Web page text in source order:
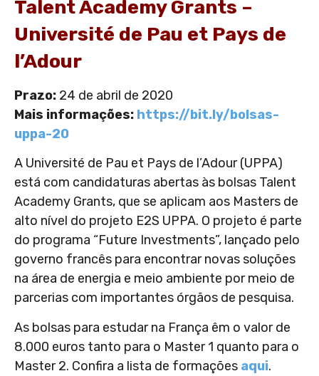
Talent Academy Grants –
Université de Pau et Pays de
l’Adour
Prazo: 24 de abril de 2020
Mais informações: https://bit.ly/bolsas-
uppa-20
A Université de Pau et Pays de l’Adour (UPPA)
está com candidaturas abertas às bolsas Talent
Academy Grants, que se aplicam aos Masters de
alto nível do projeto E2S UPPA. O projeto é parte
do programa “Future Investments”, lançado pelo
governo francês para encontrar novas soluções
na área de energia e meio ambiente por meio de
parcerias com importantes órgãos de pesquisa.
As bolsas para estudar na França êm o valor de
8.000 euros tanto para o Master 1 quanto para o
Master 2. Confira a lista de formações aqui.